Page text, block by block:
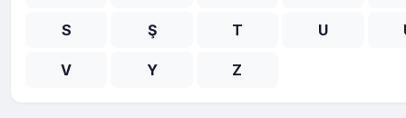
S Ş T U
V Y Z